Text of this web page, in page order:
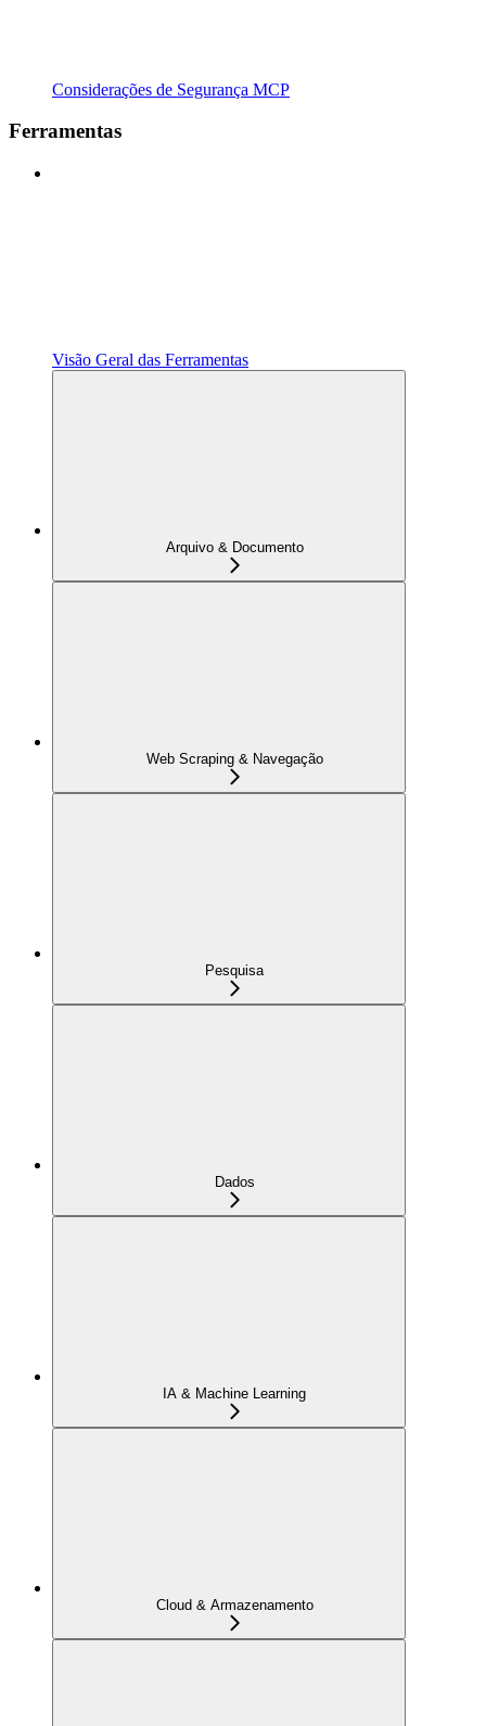
Considerações de Segurança MCP
Ferramentas
Visão Geral das Ferramentas
Arquivo & Documento
Web Scraping & Navegação
Pesquisa
Dados
IA & Machine Learning
Cloud & Armazenamento